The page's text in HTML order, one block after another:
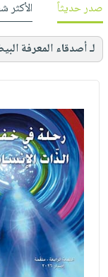
صدر حديثاً الأكثر
لـ أصدقاء المعرفة